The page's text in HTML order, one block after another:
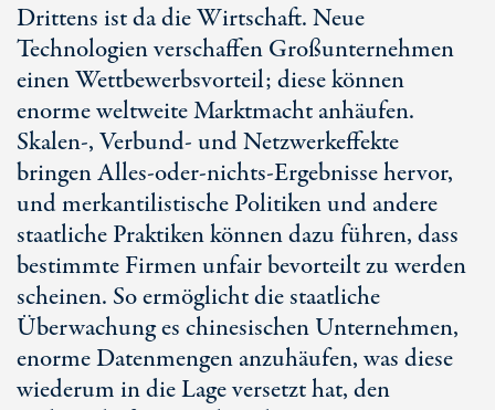
Drittens ist da die Wirtschaft. Neue
Technologien verschaffen Großunternehmen
einen Wettbewerbsvorteil; diese können
enorme weltweite Marktmacht anhäufen.
Skalen-, Verbund- und Netzwerkeffekte
bringen Alles-oder-nichts-Ergebnisse hervor,
und merkantilistische Politiken und andere
staatliche Praktiken können dazu führen, dass
bestimmte Firmen unfair bevorteilt zu werden
scheinen. So ermöglicht die staatliche
Überwachung es chinesischen Unternehmen,
enorme Datenmengen anzuhäufen, was diese
wiederum in die Lage versetzt hat, den